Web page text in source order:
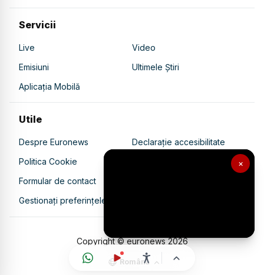
×
Servicii
Live
Video
Emisiuni
Ultimele Știri
Aplicația Mobilă
Utile
Despre Euronews
Declarație accesibilitate
Politica Cookie
Politica de confidențialitate
Formular de contact
Gestionați preferințele
Copyright © euronews2026
Română